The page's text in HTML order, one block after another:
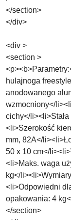
</section>
</div>
<div >
<section >
hulajnoga
anodowanego
wzmocniony</
cichy</
<li>Szerokość
mm, 82A</
50 x 10 cm</
<li>Maks. waga
kg</
<li>Odpowiedni
opakowania: 4
</section>